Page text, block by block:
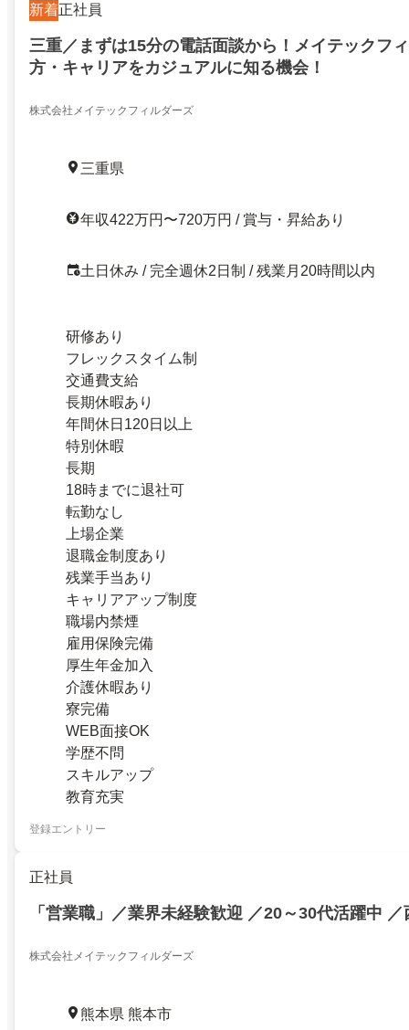
新着正社員
三重／まずは15分の電話面談から！メイテックフ
方・キャリアをカジュアルに知る機会！
株式会社メイテックフィルダーズ
三重県
年収422万円〜720万円 / 賞与・昇給あり
土日休み / 完全週休2日制 / 残業月20時間以内
研修あり
フレックスタイム制
交通費支給
長期休暇あり
年間休日120日以上
特別休暇
長期
18時までに退社可
転勤なし
上場企業
退職金制度あり
残業手当あり
キャリアアップ制度
職場内禁煙
雇用保険完備
厚生年金加入
介護休暇あり
寮完備
WEB面接OK
学歴不問
スキルアップ
教育充実
登録エントリー
正社員
「営業職」／業界未経験歓迎 ／20～30代活躍中
株式会社メイテックフィルダーズ
熊本県 熊本市